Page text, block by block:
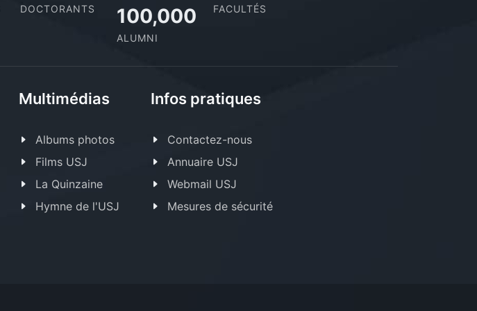
DOCTORANTS 100,000
ALUMNI
FACULTÉS
Multimédias
Albums photos
Films USJ
La Quinzaine
Hymne de l'USJ
Infos pratiques
Contactez-nous
Annuaire USJ
Webmail USJ
Mesures de sécurité